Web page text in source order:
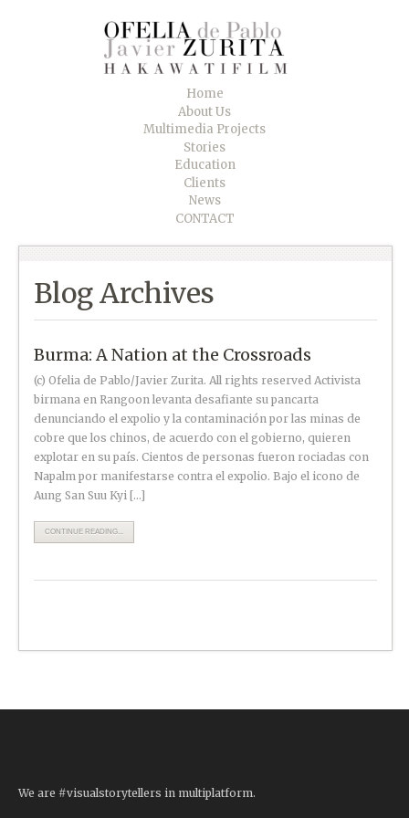
Home
About Us
Multimedia Projects
Stories
Education
Clients
News
CONTACT
Blog Archives
Burma: A Nation at the Crossroads
(c) Ofelia de Pablo/Javier Zurita. All rights reserved Activista
birmana en Rangoon levanta desafiante su pancarta
denunciando el expolio y la contaminación por las minas de
cobre que los chinos, de acuerdo con el gobierno, quieren
explotar en su país. Cientos de personas fueron rociadas con
Napalm por manifestarse contra el expolio. Bajo el icono de
Aung San Suu Kyi […]
CONTINUE READING...
We are #visualstorytellers in multiplatform.